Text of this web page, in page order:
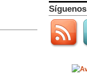
Síguenos